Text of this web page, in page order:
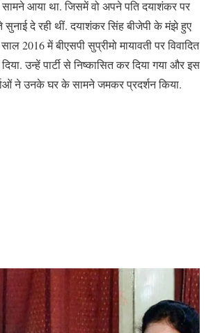
आया था. जिसमें वो अपने पति दयाशंकर पर
सुनाई दे रही थीं. दयाशंकर सिंह बीजेपी के मंझे हुए
2016 में बीएसपी सुप्रीमो मायावती पर विवादित
उन्हें पार्टी से निष्कासित कर दिया गया और इस
ने उनके घर के सामने जमकर प्रदर्शन किया.